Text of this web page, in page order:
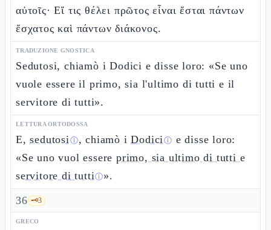
αὐτοῖς· Εἴ τις θέλει πρῶτος εἶναι ἔσται πάντων
ἔσχατος καὶ πάντων διάκονος.
TRADUZIONE GNOSTICA
Sedutosi, chiamò i Dodici e disse loro: «Se uno
vuole essere il primo, sia l'ultimo di tutti e il
servitore di tutti».
LETTURA ORTODOSSA
E,sedutosiⓘ, chiamò iDodiciⓘ e disse loro:
«Se uno vuol essereprimo, sia ultimo di tutti e
servitore di tuttiⓘ».
36 🗝️3
GRECO